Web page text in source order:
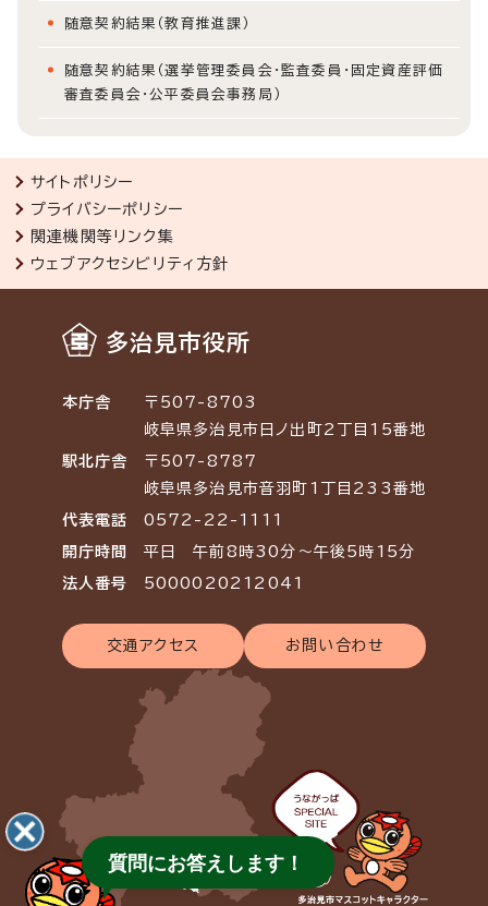
随意契約結果（教育推進課）
随意契約結果（選挙管理委員会・監査委員・固定資産評価
審査委員会・公平委員会事務局）
サイトポリシー
プライバシーポリシー
関連機関等リンク集
ウェブアクセシビリティ方針
多治見市役所
本庁舎
〒507-8703
岐阜県多治見市日ノ出町2丁目15番地
駅北庁舎
〒507-8787
岐阜県多治見市音羽町1丁目233番地
代表電話 0572-22-1111
開庁時間 平日 午前8時30分～午後5時15分
法人番号 5000020212041
交通アクセス お問い合わせ
質問にお答えします！